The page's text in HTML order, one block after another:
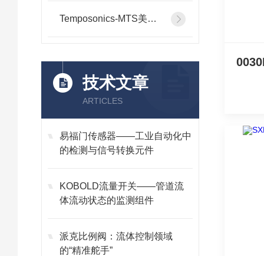
Temposonics-MTS美斯特
技术文章
ARTICLES
易福门传感器——工业自动化中
的检测与信号转换元件
KOBOLD流量开关——管道流
体流动状态的监测组件
派克比例阀：流体控制领域
的“精准舵手”